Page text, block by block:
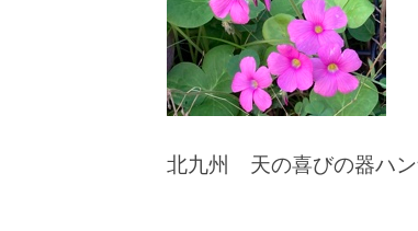
北九州 天の喜びの器ハ